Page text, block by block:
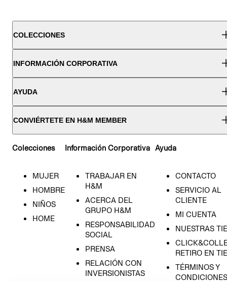
COLECCIONES
INFORMACIÓN CORPORATIVA
AYUDA
CONVIÉRTETE EN H&M MEMBER
Colecciones
MUJER
HOMBRE
NIÑOS
HOME
Información Corporativa
TRABAJAR EN
H&M
ACERCA DEL
GRUPO H&M
RESPONSABILIDAD
SOCIAL
PRENSA
RELACIÓN CON
INVERSIONISTAS
Ayuda
CONTACTO
SERVICIO AL
CLIENTE
MI CUENTA
NUESTRAS
RETIRO EN
TÉRMINOS Y
CONDICIONES